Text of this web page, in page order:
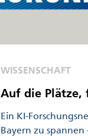
WISSENSCHAFT
Auf die
Ein KI-
Bayern zu spannen